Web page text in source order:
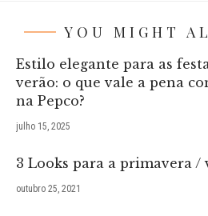
YOU MIGHT
Estilo elegante para as
verão: o que vale a pena
na Pepco?
julho 15, 2025
3 Looks para a primavera /
outubro 25, 2021